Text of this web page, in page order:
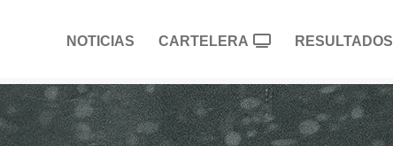
NOTICIAS CARTELERA RESULTADOS